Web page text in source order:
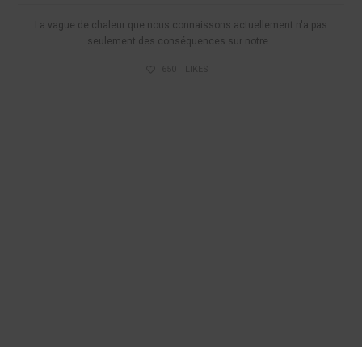
La vague de chaleur que nous connaissons actuellement n'a pas
seulement des conséquences sur notre...